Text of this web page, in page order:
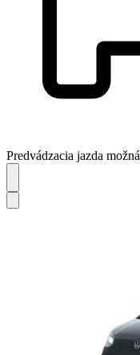
Predvádzacia jazda možná